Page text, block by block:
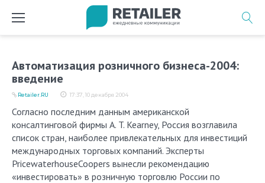
Автоматизация розничного бизнеса-2004:
введение
17:37, 10 декабря 2004
Retailer.RU
Согласно последним данным американской
консалтинговой фирмы A. T. Kearney, Россия возглавила
список стран, наиболее привлекательных для инвестиций
международных торговых компаний. Эксперты
PricewaterhouseCoopers вынесли рекомендацию
«инвестировать» в розничную торговлю России по